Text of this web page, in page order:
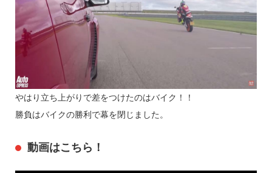
やはり立ち上がりで差をつけたのはバイク！！
勝負はバイクの勝利で幕を閉じました。
動画はこちら！